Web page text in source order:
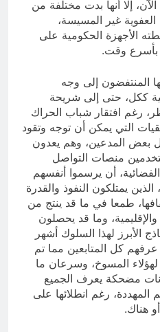
فبراير 2011 حتى الآن، إلا أنها بدت مختلفة من
غير المسيسة،
الأجهزة الحكومية على
بأسرع وقت.
المنتفضون إلى وجه
ككل، حتى إلى شريحة
رغم افتقار شباب الحراك
التي يمكن أن توجه وتقود
بعض المدعين، وهم يعدون
منصات التواصل
أن يرسموا أنفسهم
يمتلكون النفوذ والقدرة
طمعا في ما قد ينتج من
وما قد يحصلون
الأبرز لهذا السلوك أشهر
كل المتابعين مما تم
المسوخ، وسرعان ما
مضحكة يعرف الجميع
رغم انطلائها على
هناك.